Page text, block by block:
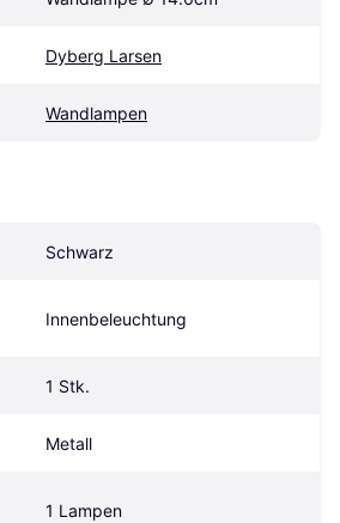
Dyberg Larsen
Wandlampen
Schwarz
Innenbeleuchtung
1 Stk.
Metall
1 Lampen